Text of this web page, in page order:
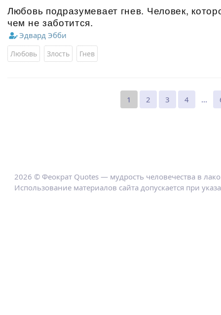
Любовь подразумевает гнев. Человек,
чем не заботится.
Эдвард Эбби
Любовь Злость Гнев
1 2 3 4 ...
2026 © Феократ Quotes — мудрость человечества в
Использование материалов сайта допускается при